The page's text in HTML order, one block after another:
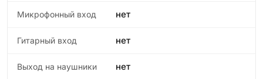
Микрофонный вход нет
Гитарный вход нет
Выход на наушники нет